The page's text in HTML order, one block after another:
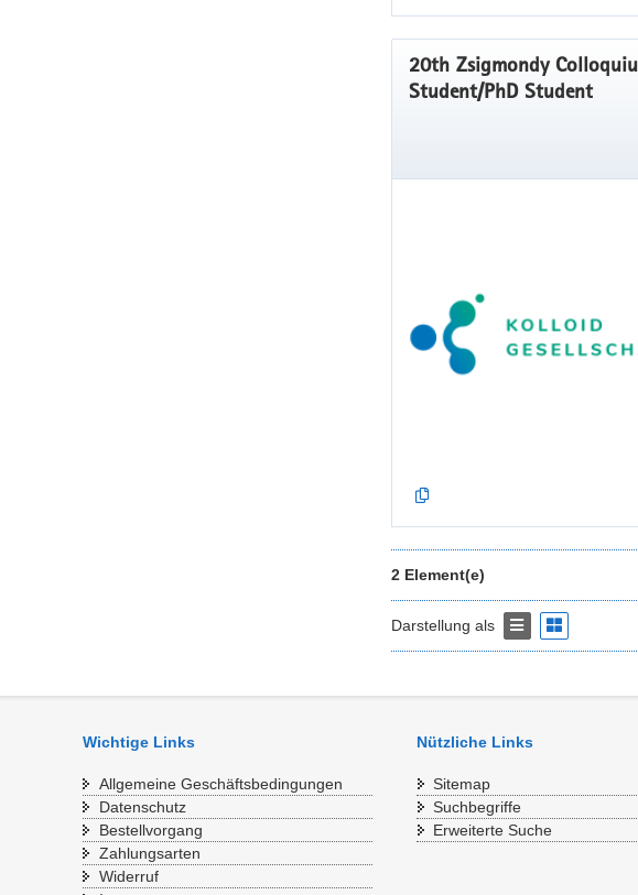
20th Zsigmondy
Student/PhD Student
2 Element(e)
Darstellung als
Wichtige Links
Allgemeine Geschäftsbedingungen
Datenschutz
Bestellvorgang
Zahlungsarten
Widerruf
Nützliche Links
Sitemap
Suchbegriffe
Erweiterte Suche